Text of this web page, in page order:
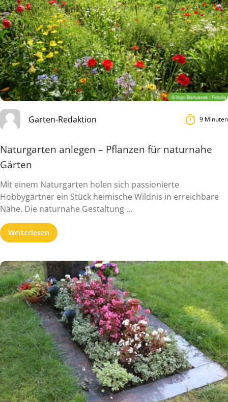
Garten-Redaktion 9 Minuten
Naturgarten anlegen – Pflanzen für naturnahe
Gärten
Mit einem Naturgarten holen sich passionierte
Hobbygärtner ein Stück heimische Wildnis in erreichbare
Nähe. Die naturnahe Gestaltung ...
Weiterlesen